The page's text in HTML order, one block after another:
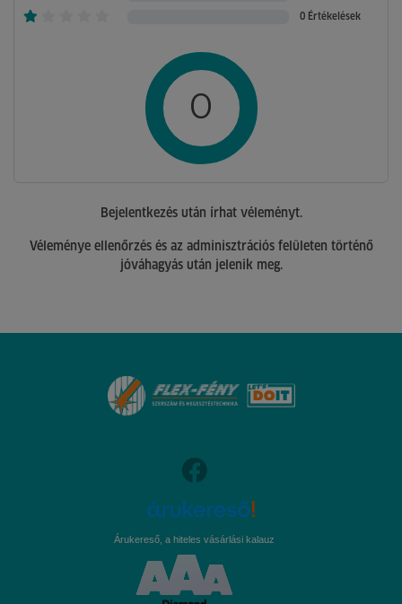
0 Értékelések
0
Bejelentkezés után írhat véleményt.
Véleménye ellenőrzés és az adminisztrációs felületen történő
jóváhagyás után jelenik meg.
Árukereső, a hiteles vásárlási kalauz